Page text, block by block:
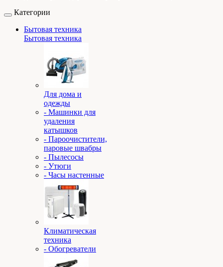
Категории
Бытовая техника
Бытовая техника
Для дома и
одежды
- Машинки для
удаления
катышков
- Пароочистители,
паровые швабры
- Пылесосы
- Утюги
- Часы настенные
Климатическая
техника
- Обогреватели